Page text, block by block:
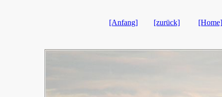
[Anfang] [zurück] [Home]